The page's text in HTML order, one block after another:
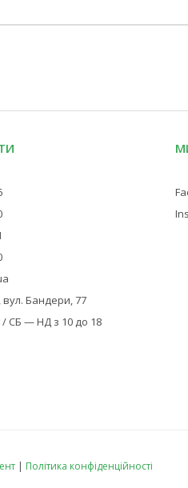
вул. Бандери, 77
СБ — НД з 10 до 18
| Політика конфіденційності